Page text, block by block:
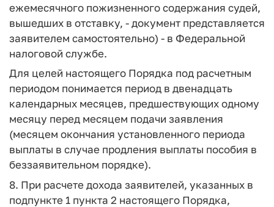
ежемесячного пожизненного содержания судей,
вышедших в отставку, - документ представляется
заявителем самостоятельно) - в Федеральной
налоговой службе.
Для целей настоящего Порядка под расчетным
периодом понимается период в двенадцать
календарных месяцев, предшествующих одному
месяцу перед месяцем подачи заявления
(месяцем окончания установленного периода
выплаты в случае продления выплаты пособия в
беззаявительном порядке).
8. При расчете дохода заявителей, указанных в
подпункте 1 пункта 2 настоящего Порядка,